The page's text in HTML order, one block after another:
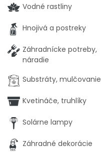
Vodné rastliny
Hnojivá a postreky
Záhradnícke potreby,
náradie
Substráty, mulčovanie
Kvetináče, truhlíky
Solárne lampy
Záhradné dekorácie